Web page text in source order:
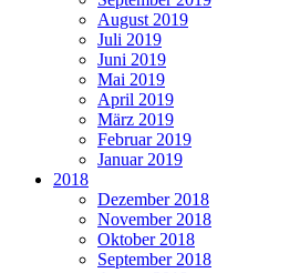
August 2019
Juli 2019
Juni 2019
Mai 2019
April 2019
März 2019
Februar 2019
Januar 2019
2018
Dezember 2018
November 2018
Oktober 2018
September 2018